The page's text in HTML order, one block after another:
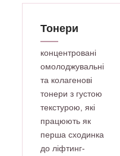
Тонери
концентровані
омолоджувальні
та колагенові
тонери з густою
текстурою, які
працюють як
перша сходинка
до ліфтинг-